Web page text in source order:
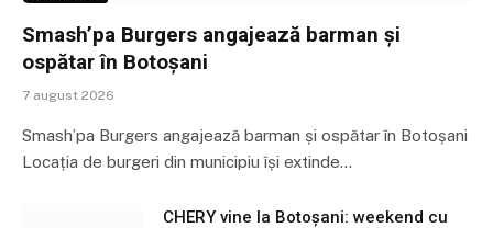
Smash’pa Burgers angajează barman și
ospătar în Botoșani
7 august 2026
Smash’pa Burgers angajează barman și ospătar în Botoșani
Locația de burgeri din municipiu își extinde…
CHERY vine la Botoșani: weekend cu